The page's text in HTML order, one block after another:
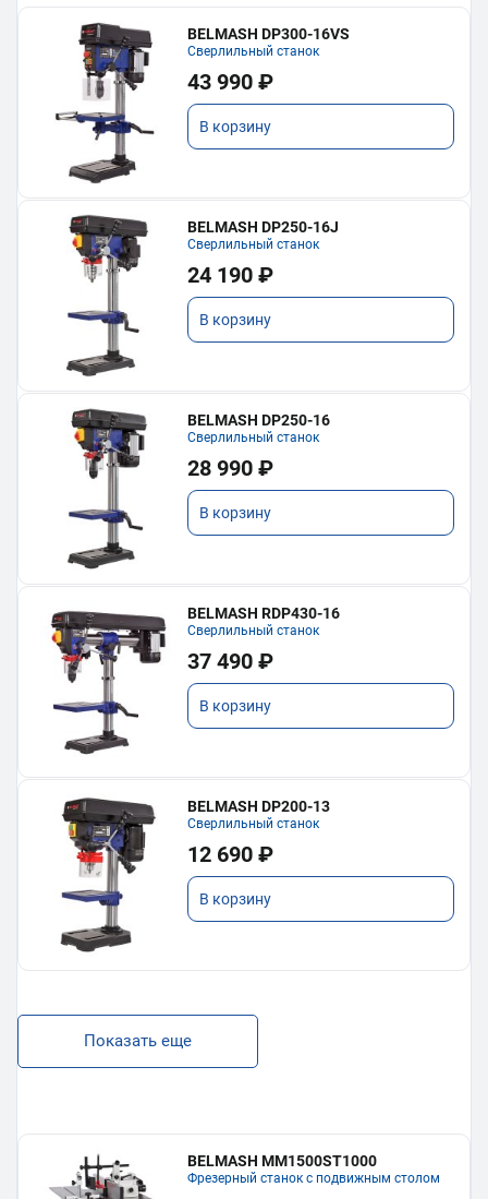
BELMASH DP300-16VS
Сверлильный станок
43 990 ₽
В корзину
BELMASH DP250-16J
Сверлильный станок
24 190 ₽
В корзину
BELMASH DP250-16
Сверлильный станок
28 990 ₽
В корзину
BELMASH RDP430-16
Сверлильный станок
37 490 ₽
В корзину
BELMASH DP200-13
Сверлильный станок
12 690 ₽
В корзину
Показать еще
BELMASH MM1500ST1000
Фрезерный станок с подвижным столом